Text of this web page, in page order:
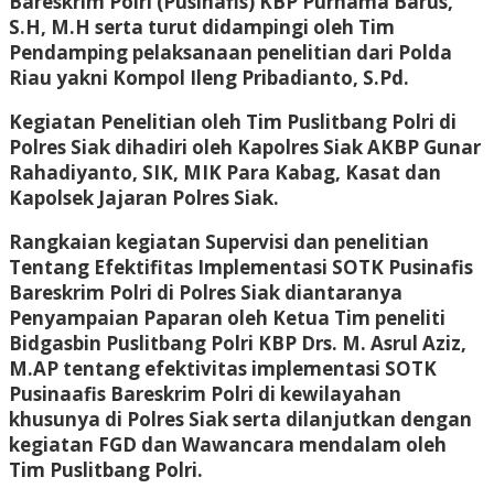
S.H, M.H serta turut didampingi oleh Tim
Pendamping pelaksanaan penelitian dari Polda
Riau yakni Kompol Ileng Pribadianto, S.Pd.
Kegiatan Penelitian oleh Tim Puslitbang Polri di
Polres Siak dihadiri oleh Kapolres Siak AKBP Gunar
Rahadiyanto, SIK, MIK Para Kabag, Kasat dan
Kapolsek Jajaran Polres Siak.
Rangkaian kegiatan Supervisi dan penelitian
Tentang Efektifitas Implementasi SOTK Pusinafis
Bareskrim Polri di Polres Siak diantaranya
Penyampaian Paparan oleh Ketua Tim peneliti
Bidgasbin Puslitbang Polri KBP Drs. M. Asrul Aziz,
M.AP tentang efektivitas implementasi SOTK
Pusinaafis Bareskrim Polri di kewilayahan
khusunya di Polres Siak serta dilanjutkan dengan
kegiatan FGD dan Wawancara mendalam oleh
Tim Puslitbang Polri.